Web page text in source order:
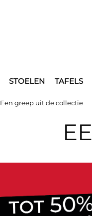
STOELEN TAFELS
Een greep uit de collectie